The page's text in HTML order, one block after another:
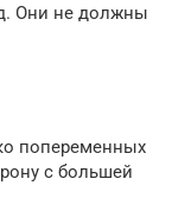
Они не должны
попеременных
с большей